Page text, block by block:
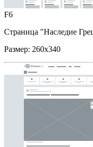
F6
Страница "Наследие
Размер: 260x340